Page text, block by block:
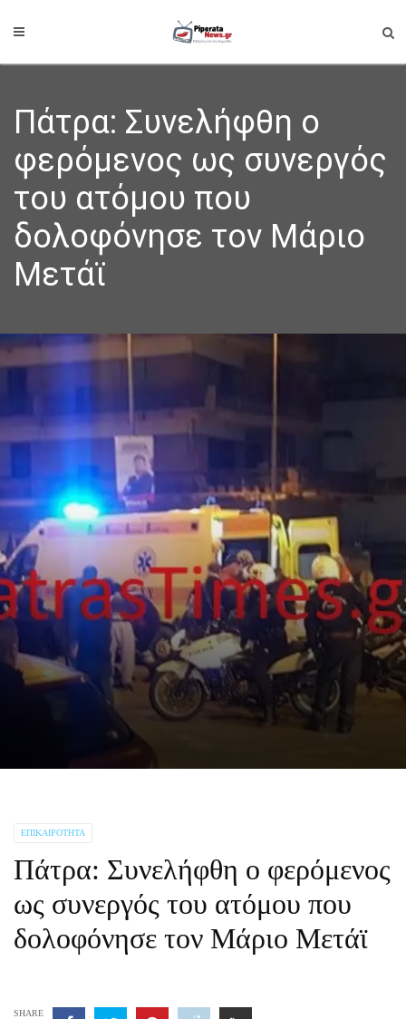
Πάτρα: Συνελήφθη ο
φερόμενος ως συνεργός
του ατόμου που
δολοφόνησε τον Μάριο
Μετάϊ
ΕΠΙΚΑΙΡΌΤΗΤΑ
Πάτρα: Συνελήφθη ο φερόμενος
ως συνεργός του ατόμου που
δολοφόνησε τον Μάριο Μετάϊ
SHARE